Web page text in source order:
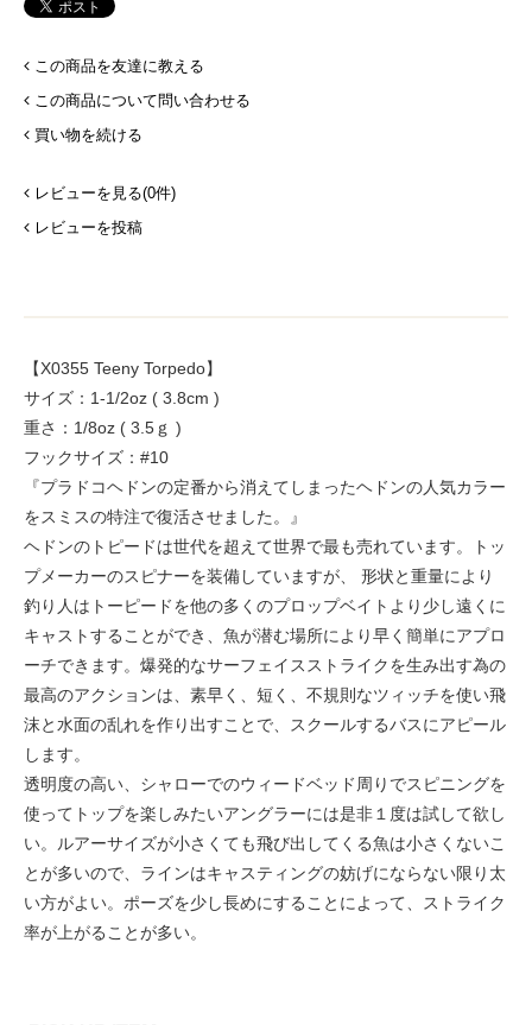
この商品を友達に教える
この商品について問い合わせる
買い物を続ける
レビューを見る(0件)
レビューを投稿
【X0355 Teeny Torpedo】
サイズ：1-1/2oz ( 3.8cm )
重さ：1/8oz ( 3.5ｇ )
フックサイズ：#10
『プラドコヘドンの定番から消えてしまったヘドンの人気カラー
をスミスの特注で復活させました。』
ヘドンのトピードは世代を超えて世界で最も売れています。トッ
プメーカーのスピナーを装備していますが、 形状と重量により
釣り人はトーピードを他の多くのプロップベイトより少し遠くに
キャストすることができ、魚が潜む場所により早く簡単にアプロ
ーチできます。爆発的なサーフェイスストライクを生み出す為の
最高のアクションは、素早く、短く、不規則なツィッチを使い飛
沫と水面の乱れを作り出すことで、スクールするバスにアピール
します。
透明度の高い、シャローでのウィードベッド周りでスピニングを
使ってトップを楽しみたいアングラーには是非１度は試して欲し
い。ルアーサイズが小さくても飛び出してくる魚は小さくないこ
とが多いので、ラインはキャスティングの妨げにならない限り太
い方がよい。ポーズを少し長めにすることによって、ストライク
率が上がることが多い。